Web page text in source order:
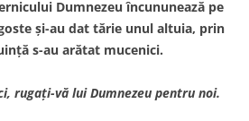
Dumnezeu încununează pe
şi-au dat tărie unul altuia, prin
s-au arătat mucenici.
rugaţi-vă lui Dumnezeu pentru noi.